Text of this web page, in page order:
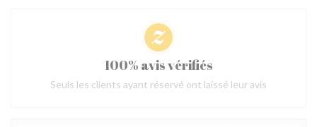
100% avis vérifiés
Seuls les clients ayant réservé ont laissé leur avis